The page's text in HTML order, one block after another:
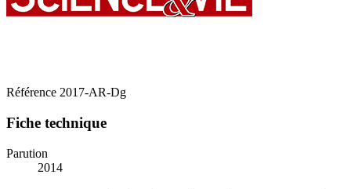
Référence 2017-AR-Dg
Fiche technique
Parution
2014